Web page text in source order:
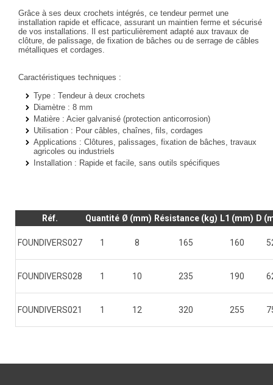
Grâce à ses deux crochets intégrés, ce tendeur permet une
installation rapide et efficace, assurant un maintien ferme et sécurisé
de vos installations. Il est particulièrement adapté aux travaux de
clôture, de palissage, de fixation de bâches ou de serrage de câbles
métalliques et cordages.
Caractéristiques techniques :
Type : Tendeur à deux crochets
Diamètre : 8 mm
Matière : Acier galvanisé (protection anticorrosion)
Utilisation : Pour câbles, chaînes, fils, cordages
Applications : Clôtures, palissages, fixation de bâches, travaux
agricoles ou industriels
Installation : Rapide et facile, sans outils spécifiques
Réf. Quantité Ø (mm) Résistance (kg) L1 (mm) D
FOUNDIVERS027 1 8 165 160
FOUNDIVERS028 1 10 235 190
FOUNDIVERS021 1 12 320 255